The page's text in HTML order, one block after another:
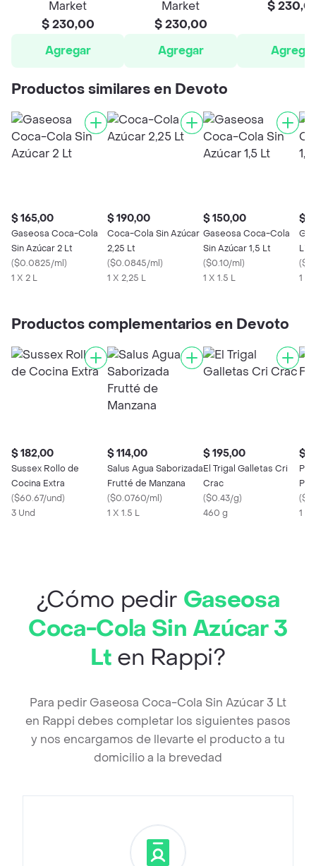
Market
$ 230,00
Agregar
Market
$ 230,00
Agregar
$
Agregar
Productos similares en Devoto
$ 165,00
Gaseosa Coca-Cola
Sin Azúcar 2 Lt
($0.0825/ml)
1 X 2 L
$ 190,00
Coca-Cola Sin Azúcar
2,25 Lt
($0.0845/ml)
1 X 2,25 L
$ 150,00
Gaseosa Coca-Cola
Sin Azúcar 1,5 Lt
($0.10/ml)
1 X 1.5 L
$
(
1 X
Productos complementarios en Devoto
$ 182,00
Sussex Rollo de
Cocina Extra
($60.67/und)
3 Und
$ 114,00
Salus Agua Saborizada
Frutté de Manzana
($0.0760/ml)
1 X 1.5 L
$ 195,00
El Trigal Galletas Cri
Crac
($0.43/g)
460 g
$
(
1 X
¿Cómo pedir Gaseosa
Coca-Cola Sin Azúcar 3
Lt en Rappi?
Para pedir Gaseosa Coca-Cola Sin Azúcar 3 Lt
en Rappi debes completar los siguientes pasos
y nos encargamos de llevarte el producto a tu
domicilio a la brevedad